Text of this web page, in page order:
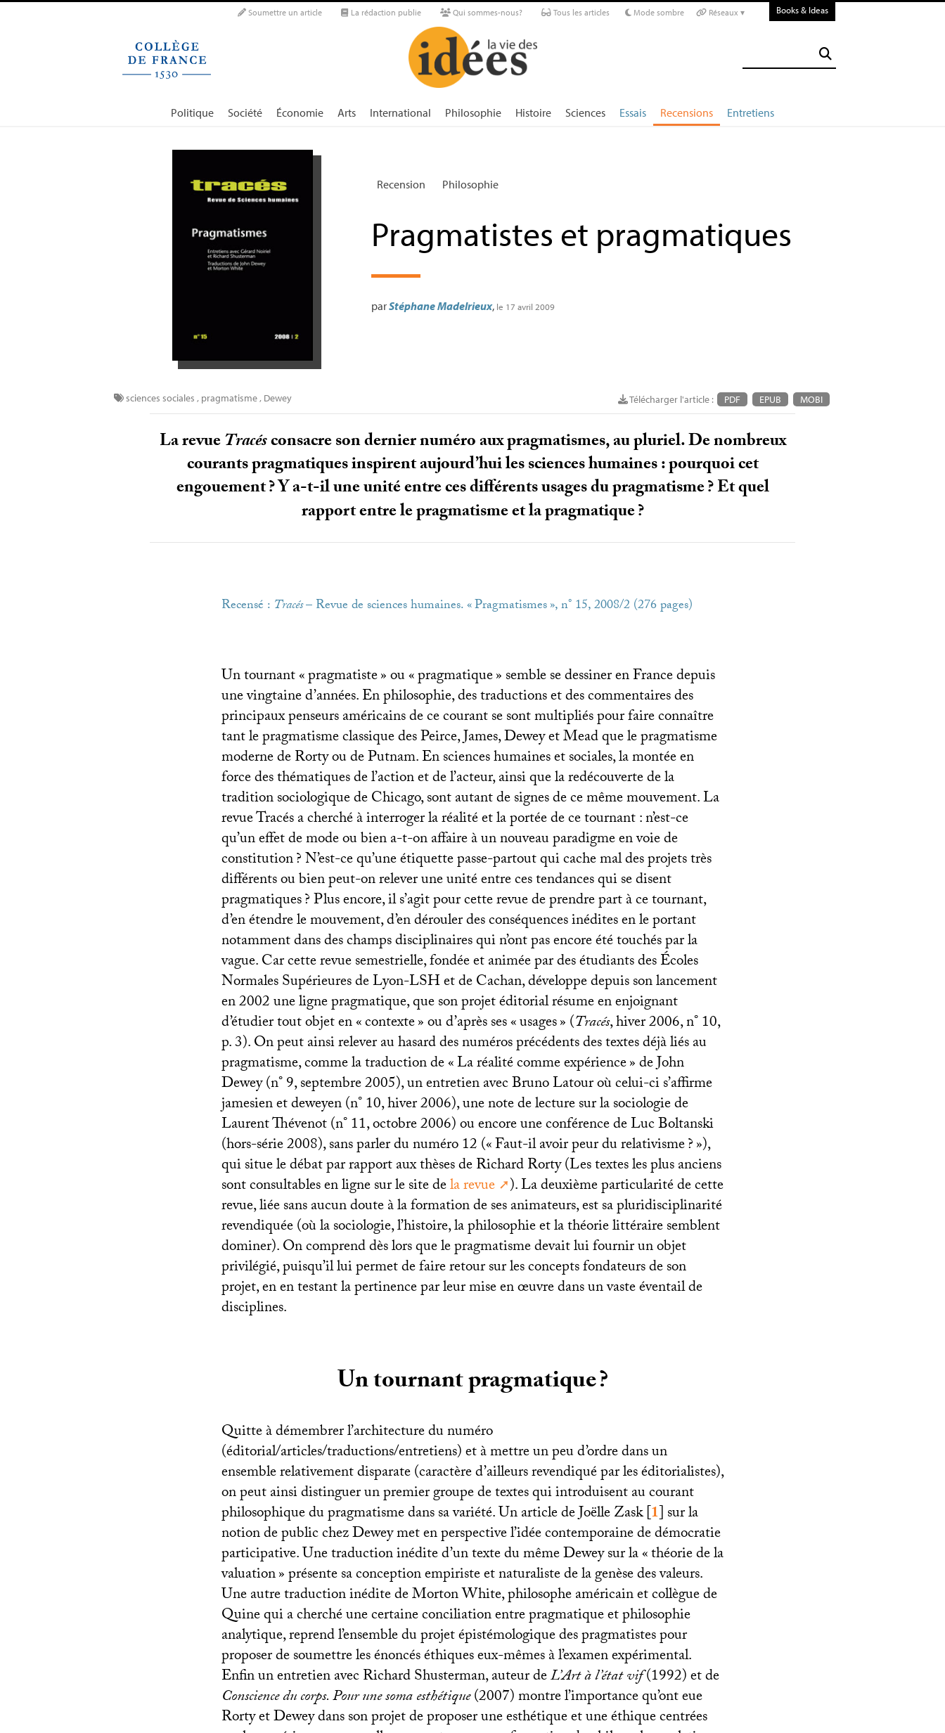
Soumettre un article La rédaction publie Qui sommes-nous? Tous les articles Mode sombre Réseaux ▾ Books & Ideas
Politique Société Économie Arts International Philosophie Histoire Sciences Essais Recensions Entretiens
Recension Philosophie
Pragmatistes et pragmatiques
parStéphane Madelrieux, le 17 avril 2009
Télécharger l'article : PDF EPUB MOBI
sciences sociales , pragmatisme, Dewey
La revueTracésconsacre son dernier numéro aux pragmatismes, au pluriel. De nombreux
courants pragmatiques inspirent aujourd’hui les sciences humaines : pourquoi cet
engouement? Y a-t-il une unité entre ces différents usages du pragmatisme? Et quel
rapport entre le pragmatisme et la pragmatique?
Recensé : Tracés– Revue de sciences humaines. «Pragmatismes», n° 15, 2008/2 (276 pages)
Un tournant «pragmatiste» ou «pragmatique» semble se dessiner en France depuis
une vingtaine d’années. En philosophie, des traductions et des commentaires des
principaux penseurs américains de ce courant se sont multipliés pour faire connaître
tant le pragmatisme classique des Peirce, James, Dewey et Mead que le pragmatisme
moderne de Rorty ou de Putnam. En sciences humaines et sociales, la montée en
force des thématiques de l’action et de l’acteur, ainsi que la redécouverte de la
tradition sociologique de Chicago, sont autant de signes de ce même mouvement. La
revue Tracés a cherché à interroger la réalité et la portée de ce tournant : n’est-ce
qu’un effet de mode ou bien a-t-on affaire à un nouveau paradigme en voie de
constitution? N’est-ce qu’une étiquette passe-partout qui cache mal des projets très
différents ou bien peut-on relever une unité entre ces tendances qui se disent
pragmatiques? Plus encore, il s’agit pour cette revue de prendre part à ce tournant,
d’en étendre le mouvement, d’en dérouler des conséquences inédites en le portant
notamment dans des champs disciplinaires qui n’ont pas encore été touchés par la
vague. Car cette revue semestrielle, fondée et animée par des étudiants des Écoles
Normales Supérieures de Lyon-LSHet de Cachan, développe depuis son lancement
en 2002 une ligne pragmatique, que son projet éditorial résume en enjoignant
d’étudier tout objet en «contexte» ou d’après ses «usages» (Tracés, hiver 2006, n° 10,
p. 3). On peut ainsi relever au hasard des numéros précédents des textes déjà liés au
pragmatisme, comme la traduction de «La réalité comme expérience» de John
Dewey (n° 9, septembre 2005), un entretien avec Bruno Latour où celui-ci s’affirme
jamesien et deweyen (n° 10, hiver 2006), une note de lecture sur la sociologie de
Laurent Thévenot (n° 11, octobre 2006) ou encore une conférence de Luc Boltanski
(hors-série 2008), sans parler du numéro 12 («Faut-il avoir peur du relativisme?»),
qui situe le débat par rapport aux thèses de Richard Rorty (Les textes les plus anciens
sont consultables en ligne sur le site dela revue ). La deuxième particularité de cette
revue, liée sans aucun doute à la formation de ses animateurs, est sa pluridisciplinarité
revendiquée (où la sociologie, l’histoire, la philosophie et la théorie littéraire semblent
dominer). On comprend dès lors que le pragmatisme devait lui fournir un objet
privilégié, puisqu’il lui permet de faire retour sur les concepts fondateurs de son
projet, en en testant la pertinence par leur mise en œuvre dans un vaste éventail de
disciplines.
Un tournant pragmatique?
Quitte à démembrer l’architecture du numéro
(éditorial/articles/traductions/entretiens) et à mettre un peu d’ordre dans un
ensemble relativement disparate (caractère d’ailleurs revendiqué par les éditorialistes),
on peut ainsi distinguer un premier groupe de textes qui introduisent au courant
philosophique du pragmatisme dans sa variété. Un article de Joëlle Zask[1]sur la
notion de public chez Dewey met en perspective l’idée contemporaine de démocratie
participative. Une traduction inédite d’un texte du même Dewey sur la «théorie de la
valuation» présente sa conception empiriste et naturaliste de la genèse des valeurs.
Une autre traduction inédite de Morton White, philosophe américain et collègue de
Quine qui a cherché une certaine conciliation entre pragmatique et philosophie
analytique, reprend l’ensemble du projet épistémologique des pragmatistes pour
proposer de soumettre les énoncés éthiques eux-mêmes à l’examen expérimental.
Enfin un entretien avec Richard Shusterman, auteur deL’Art à l’état vif(1992) et de
Conscience du corps. Pour une soma esthétique(2007) montre l’importance qu’ont eue
Rorty et Dewey dans son projet de proposer une esthétique et une éthique centrées